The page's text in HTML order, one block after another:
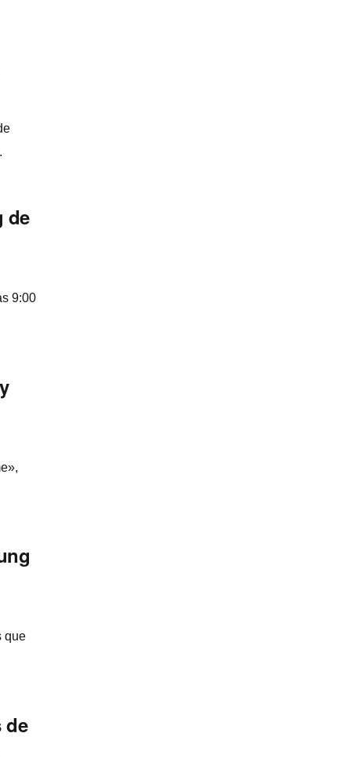
de
9:00
que
de